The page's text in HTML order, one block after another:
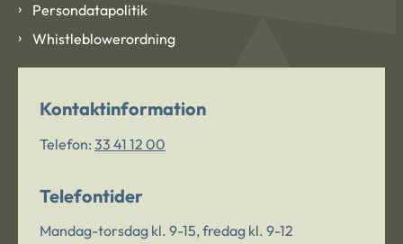
Persondatapolitik
Whistleblowerordning
Kontaktinformation
Telefon: 33 41 12 00
Telefontider
Mandag-torsdag kl. 9-15, fredag kl. 9-12